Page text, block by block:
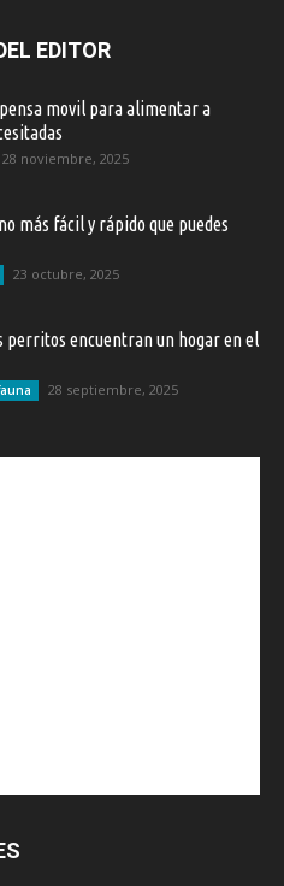
EDITOR
movil para alimentar a
28 noviembre, 2025
más fácil y rápido que puedes
23 octubre, 2025
perritos encuentran un hogar en el
28 septiembre, 2025